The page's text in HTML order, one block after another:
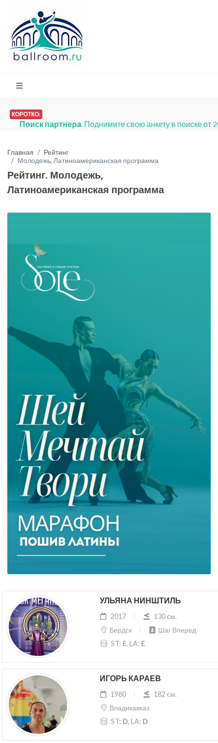
КОРОТКО:
Поиск партнера. Поднимите свою анкету в поиске от
Главная
Рейтинг
Молодежь, Латиноамериканская программа
Рейтинг. Молодежь,
Латиноамериканская программа
УЛЬЯНА НИНШТИЛЬ
2017
130 cм.
Бердск
Шаг Вперед
ST: E, LA: E
ИГОРЬ КАРАЕВ
1980
182 cм.
Владикавказ
ST: D, LA: D